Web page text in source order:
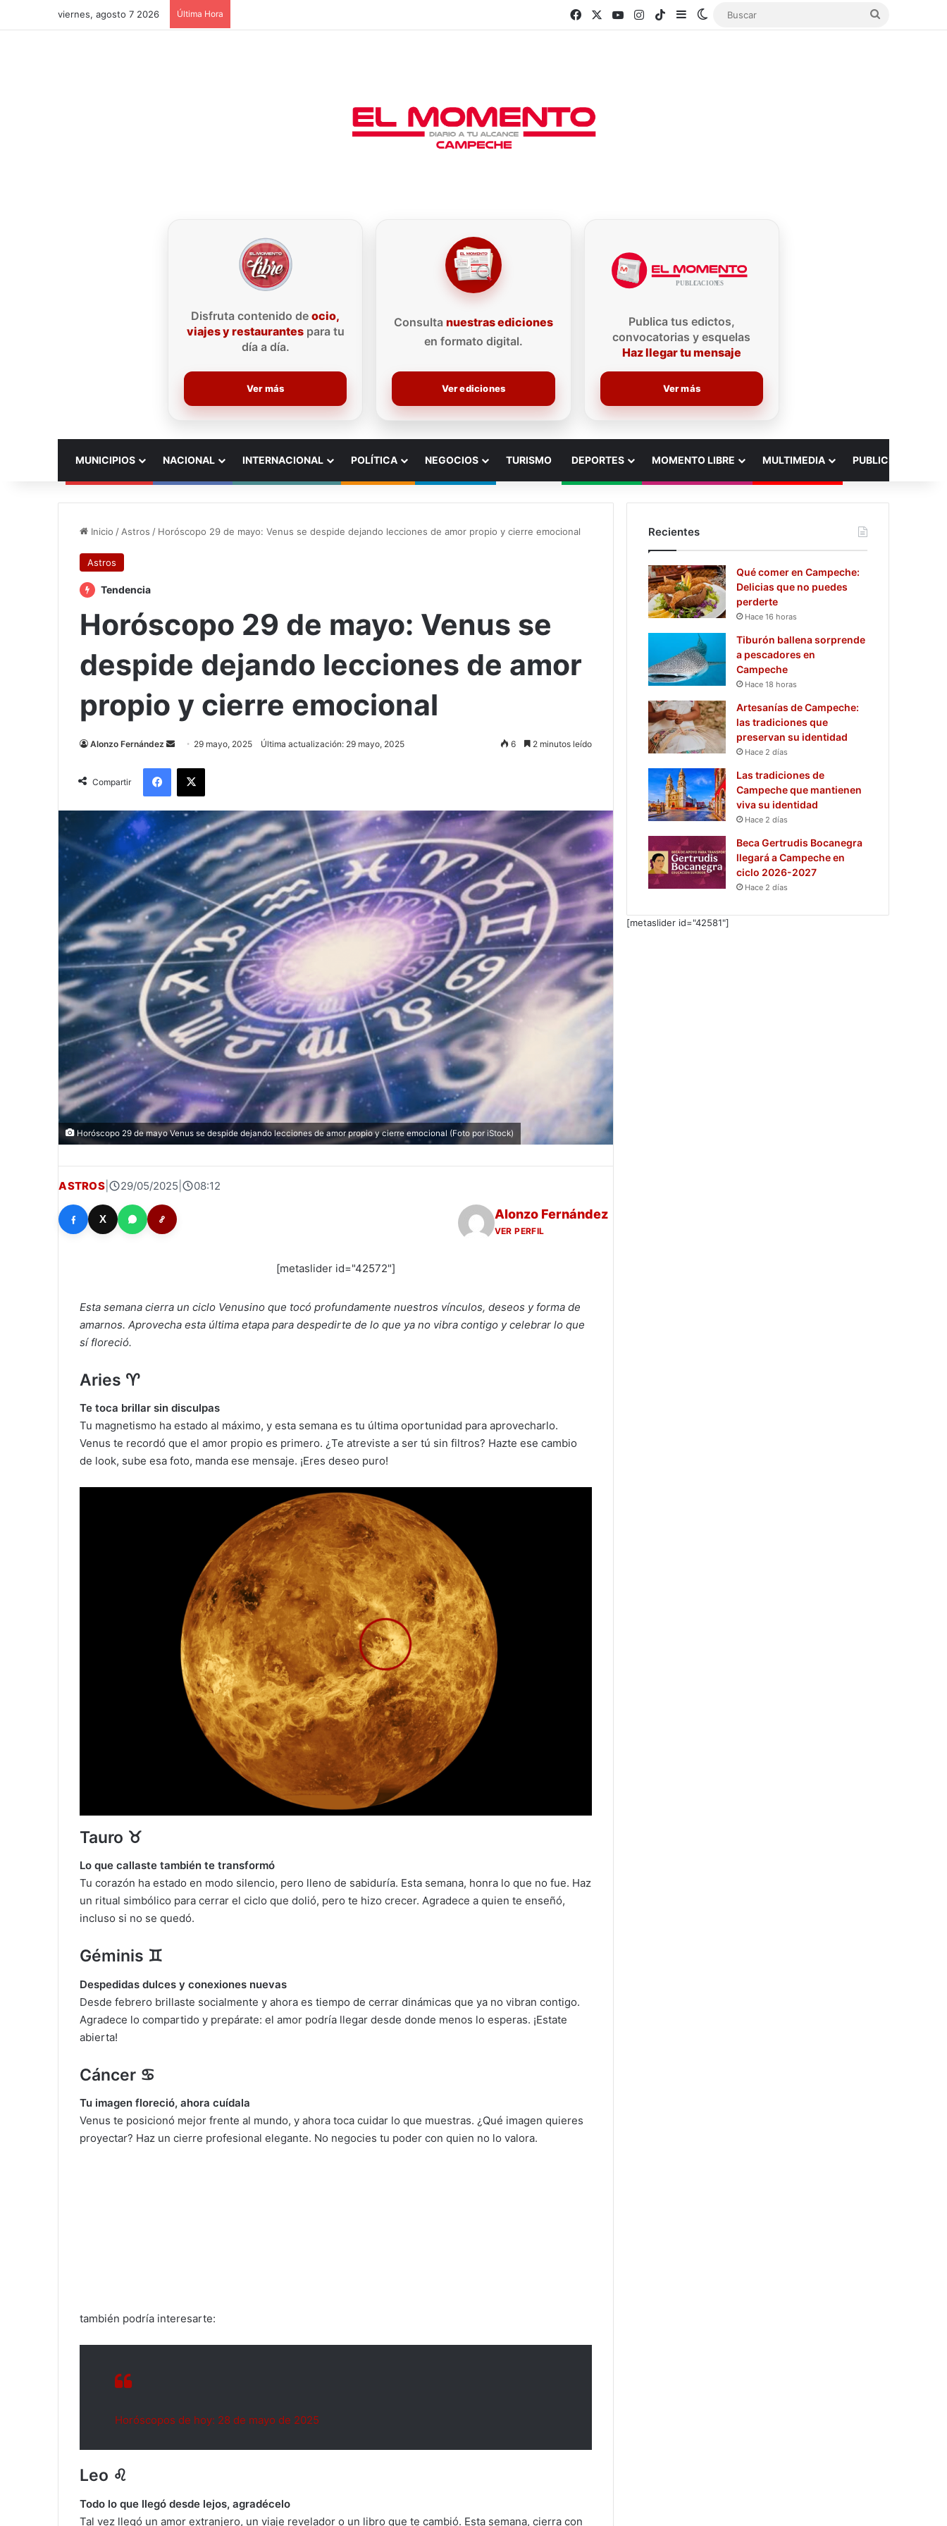
viernes, agosto 7 2026 Última Hora FacebookYouTubeInstagram
TikTokSidebarSwitch skin Buscar
Disfruta contenido deocio,
viajes y restaurantespara tu
día a día.
Ver más
Consulta nuestras ediciones
en formato digital.
Ver ediciones
Publica tus edictos,
convocatorias y esquelas
Haz llegar tu mensaje
Ver más
MUNICIPIOS NACIONAL INTERNACIONAL POLÍTICA NEGOCIOS TURISMO DEPORTES MOMENTO LIBRE MULTIMEDIA PUBLICIDAD
Inicio / Astros / Horóscopo 29 de mayo: Venus se despide dejando lecciones de amor propio y cierre emocional
Astros
Tendencia
Horóscopo 29 de mayo: Venus se
despide dejando lecciones de amor
propio y cierre emocional
Alonzo Fernández
Send
email
29 mayo, 2025 Última actualización: 29 mayo, 2025 6 2 minutos leído
Compartir
Facebook
X
Horóscopo 29 de mayo Venus se despide dejando lecciones de amor propio y cierre emocional (Foto por iStock)
ASTROS 29/05/2025 08:12
X Alonzo Fernández
VER PERFIL
[metaslider id="42572"]
Esta semana cierra un ciclo Venusino que tocó profundamente nuestros vínculos, deseos y forma de
amarnos. Aprovecha esta última etapa para despedirte de lo que ya no vibra contigo y celebrar lo que
sí floreció.
Aries ♈
Te toca brillar sin disculpas
Tu magnetismo ha estado al máximo, y esta semana es tu última oportunidad para aprovecharlo.
Venus te recordó que el amor propio es primero. ¿Te atreviste a ser tú sin filtros? Hazte ese cambio
de look, sube esa foto, manda ese mensaje. ¡Eres deseo puro!
Tauro ♉
Lo que callaste también te transformó
Tu corazón ha estado en modo silencio, pero lleno de sabiduría. Esta semana, honra lo que no fue. Haz
un ritual simbólico para cerrar el ciclo que dolió, pero te hizo crecer. Agradece a quien te enseñó,
incluso si no se quedó.
Géminis ♊
Despedidas dulces y conexiones nuevas
Desde febrero brillaste socialmente y ahora es tiempo de cerrar dinámicas que ya no vibran contigo.
Agradece lo compartido y prepárate: el amor podría llegar desde donde menos lo esperas. ¡Estate
abierta!
Cáncer ♋
Tu imagen floreció, ahora cuídala
Venus te posicionó mejor frente al mundo, y ahora toca cuidar lo que muestras. ¿Qué imagen quieres
proyectar? Haz un cierre profesional elegante. No negocies tu poder con quien no lo valora.
también podría interesarte:
Horóscopos de hoy: 28 de mayo de 2025
Leo ♌
Todo lo que llegó desde lejos, agradécelo
Tal vez llegó un amor extranjero, un viaje revelador o un libro que te cambió. Esta semana, cierra con
Recientes
Qué comer en Campeche:
Delicias que no puedes
perderte
Hace 16 horas
Tiburón ballena sorprende
a pescadores en
Campeche
Hace 18 horas
Artesanías de Campeche:
las tradiciones que
preservan su identidad
Hace 2 días
Las tradiciones de
Campeche que mantienen
viva su identidad
Hace 2 días
Beca Gertrudis Bocanegra
llegará a Campeche en
ciclo 2026-2027
Hace 2 días
[metaslider id="42581"]